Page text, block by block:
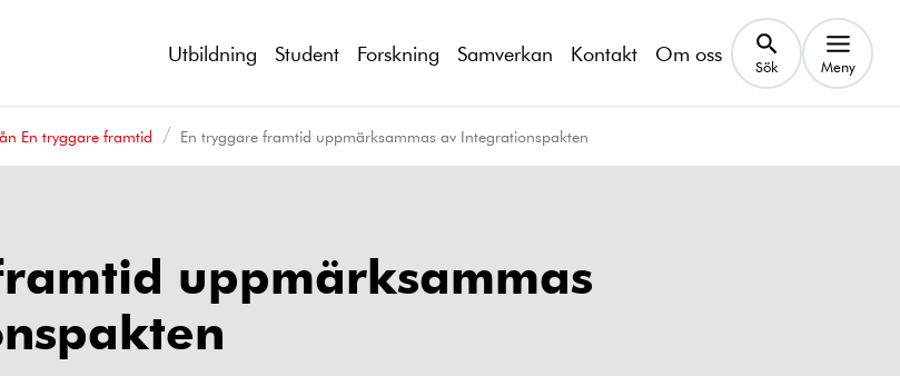
Utbildning Student Forskning Samverkan Kontakt Om oss Sök Meny
En tryggare framtid En tryggare framtid uppmärksammas av Integrationspakten
uppmärksammas